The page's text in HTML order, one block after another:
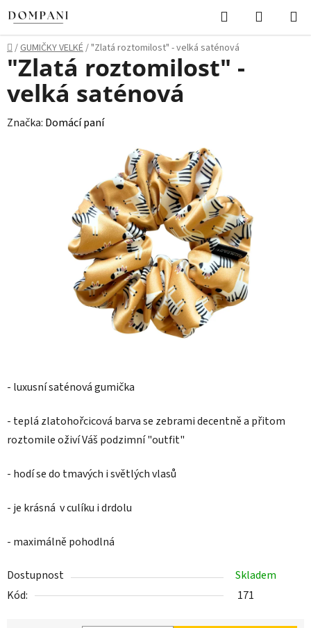
na
obsah
Hledat
KOŠÍK
Domů
/GUMIČKY VELKÉ/"Zlatá roztomilost" - velká saténová
- luxusní saténová gumička
- teplá zlatohořcicová barva se zebrami decentně a přitom
roztomile oživí Váš podzimní "outfit"
- hodí se do tmavých i světlých vlasů
- je krásná v culíku i drdolu
- maximálně pohodlná
Dostupnost
Skladem
Kód:
171
"Zlatá roztomilost" -
velká saténová
Značka: Domácí paní